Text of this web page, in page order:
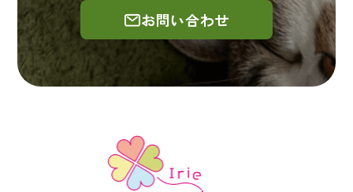
お問い合わせ